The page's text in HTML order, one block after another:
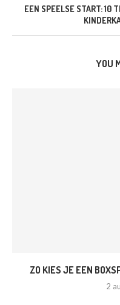
EEN SPEELSE START: 10
YOU
ZO KIES JE EEN
2